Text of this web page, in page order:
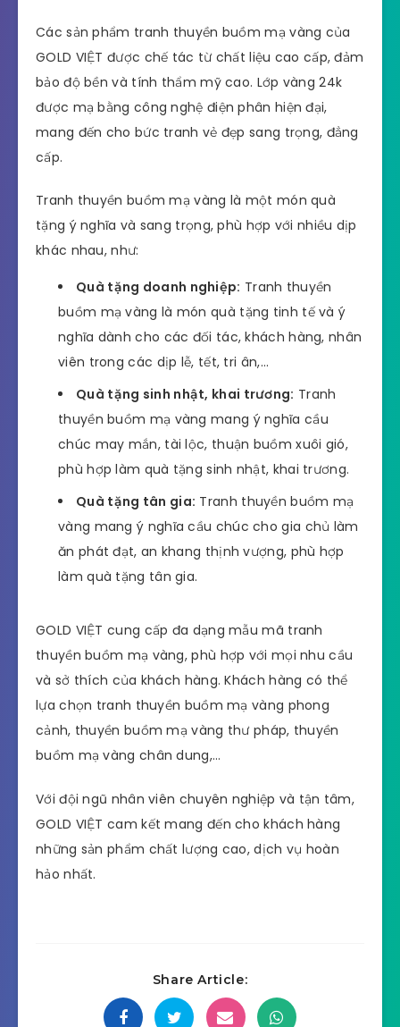
Các sản phẩm tranh thuyền buồm mạ vàng của
GOLD VIỆT được chế tác từ chất liệu cao cấp, đảm
bảo độ bền và tính thẩm mỹ cao. Lớp vàng 24k
được mạ bằng công nghệ điện phân hiện đại,
mang đến cho bức tranh vẻ đẹp sang trọng, đẳng
cấp.
Tranh thuyền buồm mạ vàng là một món quà
tặng ý nghĩa và sang trọng, phù hợp với nhiều dịp
khác nhau, như:
Quà tặng doanh nghiệp: Tranh thuyền
buồm mạ vàng là món quà tặng tinh tế và ý
nghĩa dành cho các đối tác, khách hàng, nhân
viên trong các dịp lễ, tết, tri ân,…
Quà tặng sinh nhật, khai trương: Tranh
thuyền buồm mạ vàng mang ý nghĩa cầu
chúc may mắn, tài lộc, thuận buồm xuôi gió,
phù hợp làm quà tặng sinh nhật, khai trương.
Quà tặng tân gia: Tranh thuyền buồm mạ
vàng mang ý nghĩa cầu chúc cho gia chủ làm
ăn phát đạt, an khang thịnh vượng, phù hợp
làm quà tặng tân gia.
GOLD VIỆT cung cấp đa dạng mẫu mã tranh
thuyền buồm mạ vàng, phù hợp với mọi nhu cầu
và sở thích của khách hàng. Khách hàng có thể
lựa chọn tranh thuyền buồm mạ vàng phong
cảnh, thuyền buồm mạ vàng thư pháp, thuyền
buồm mạ vàng chân dung,…
Với đội ngũ nhân viên chuyên nghiệp và tận tâm,
GOLD VIỆT cam kết mang đến cho khách hàng
những sản phẩm chất lượng cao, dịch vụ hoàn
hảo nhất.
Share Article: